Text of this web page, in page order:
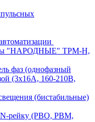
"НАРОДНЫЕ" ТРМ-Н,
фаз (однофазный
(3х16А, 160-210В,
(бистабильные)
рейку (РВО, РВМ,